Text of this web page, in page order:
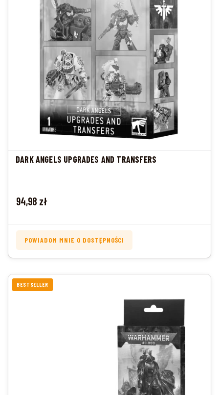
DARK ANGELS UPGRADES AND TRANSFERS
Cena
94,98 zł
POWIADOM MNIE O DOSTĘPNOŚCI
BESTSELLER